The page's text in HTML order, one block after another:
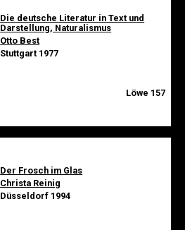
Die deutsche Literatur in Text und
Darstellung, Naturalismus
Otto Best
Stuttgart 1977
Löwe 157
Der Frosch im Glas
Christa Reinig
Düsseldorf 1994